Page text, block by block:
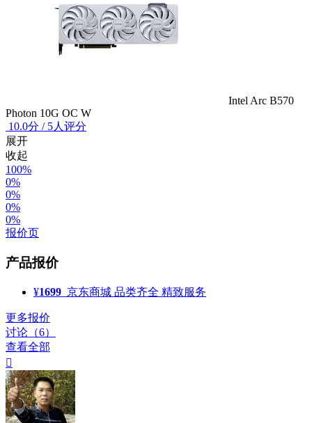
Intel Arc B570
Photon 10G OC W
10.0分 / 5人评分
展开
收起
100%
0%
0%
0%
0%
报价页
产品报价
¥1699 京东商城 品类齐全 精致服务
更多报价
讨论（6）
查看全部
